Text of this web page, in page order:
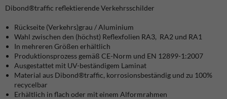
Dibond®traffic reflektierende Verkehrsschilder
Rückseite (Verkehrs)grau / Aluminium
Wahl zwischen den (höchst) Reflexfolien RA3, RA2 und RA1
In mehreren Größen erhältlich
Produktionsprozess gemäß CE-Norm und EN 12899-1:2007
Ausgestattet mit UV-beständigem Laminat
Material aus Dibond®traffic, korrosionsbeständig und zu 100%
recycelbar
Erhältlich in flach oder mit einem Alformrahmen